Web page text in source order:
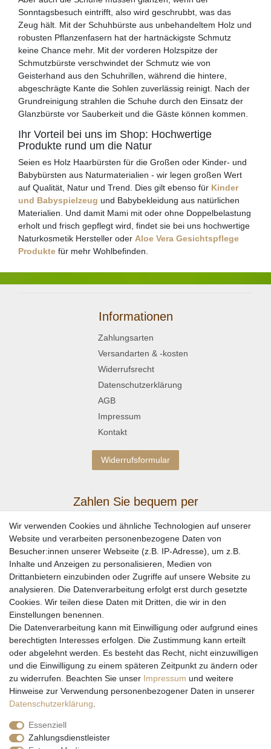
Sonntagsbesuch eintrifft, also wird geschrubbt, was das
Zeug hält. Mit der Schuhbürste aus unbehandeltem Holz und
robusten Pflanzenfasern hat der hartnäckigste Schmutz
keine Chance mehr. Mit der vorderen Holzspitze der
Schmutzbürste verschwindet der Schmutz wie von
Geisterhand aus den Schuhrillen, während die hintere,
abgeschrägte Kante die Sohlen zuverlässig reinigt. Nach der
Grundreinigung strahlen die Schuhe durch den Einsatz der
Glanzbürste vor Sauberkeit und die Gäste können kommen.
Ihr Vorteil bei uns im Shop: Hochwertige
Produkte rund um die Natur
Seien es Holz Haarbürsten für die Großen oder Kinder- und
Babybürsten aus Naturmaterialien - wir legen großen Wert
auf Qualität, Natur und Trend. Dies gilt ebenso für Kinder
und Babyspielzeug und Babybekleidung aus natürlichen
Materialien. Und damit Mami mit oder ohne Doppelbelastung
erholt und frisch gepflegt wird, findet sie bei uns hochwertige
Naturkosmetik Hersteller oder Aloe Vera Gesichtspflege
Produkte für mehr Wohlbefinden.
Informationen
Zahlungsarten
Versandarten & -kosten
Widerrufsrecht
Datenschutzerklärung
AGB
Impressum
Kontakt
Widerrufsformular
Zahlen Sie bequem per
Wir versenden mit
Wir verwenden Cookies und ähnliche Technologien auf unserer
Website und verarbeiten personenbezogene Daten von
Besucher:innen unserer Webseite (z.B. IP-Adresse), um z.B.
Inhalte und Anzeigen zu personalisieren, Medien von
Drittanbietern einzubinden oder Zugriffe auf unsere Website zu
analysieren. Die Datenverarbeitung erfolgt erst durch gesetzte
Cookies. Wir teilen diese Daten mit Dritten, die wir in den
Einstellungen benennen.
Die Datenverarbeitung kann mit Einwilligung oder aufgrund eines
berechtigten Interesses erfolgen. Die Zustimmung kann erteilt
oder abgelehnt werden. Es besteht das Recht, nicht einzuwilligen
und die Einwilligung zu einem späteren Zeitpunkt zu ändern oder
zu widerrufen. Beachten Sie unser Impressum und weitere
Hinweise zur Verwendung personenbezogener Daten in unserer
Daten­schutz­erklärung
Essenziell
Zahlungsdienstleister